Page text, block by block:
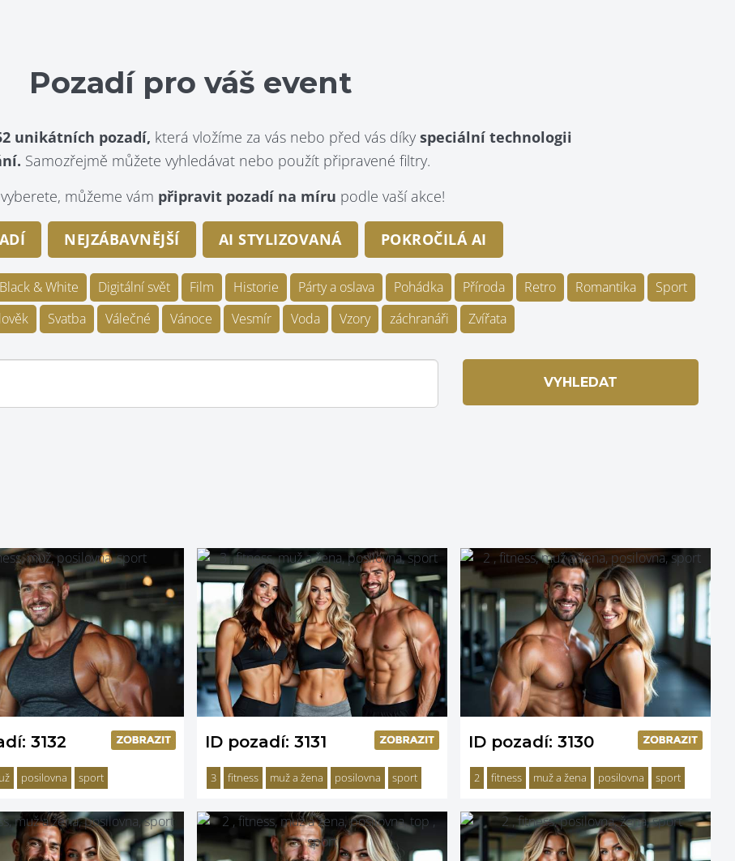
Pozadí pro váš event
unikátních pozadí, která vložíme za vás nebo před vás díky speciální technologii
Samozřejmě můžete vyhledávat nebo použít připravené filtry.
můžeme vám připravit pozadí na míru podle vaší akce!
NEJZÁBAVNĚJŠÍ AI STYLIZOVANÁ POKROČILÁ AI
Black & White Digitální svět Film Historie Párty a oslava Pohádka Příroda Retro Romantika
Sport
Svatba Válečné Vánoce Vesmír Voda Vzory záchranáři Zvířata
VYHLEDAT
3132
posilovna sport
ID pozadí: 3131
3 fitness muž a žena posilovna sport
ID pozadí: 3130
2 fitness muž a žena posilovna sport